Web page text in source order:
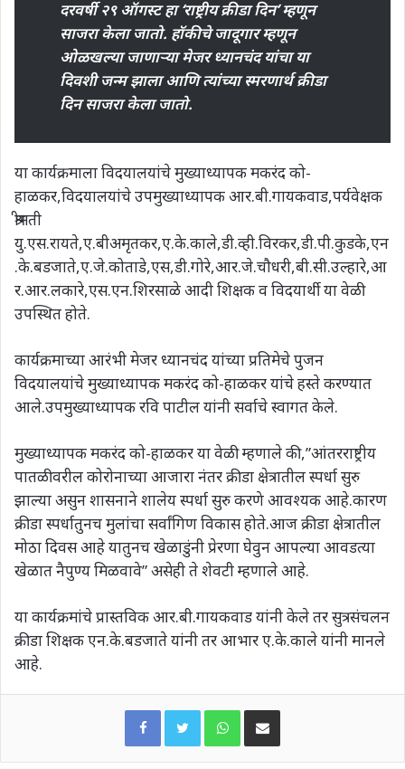
दरवर्षी २९ ऑगस्ट हा ‘राष्ट्रीय क्रीडा दिन’ म्हणून
साजरा केला जातो. हॉकीचे जादूगार म्हणून
ओळखल्या जाणार्‍या मेजर ध्यानचंद यांचा या
दिवशी जन्म झाला आणि त्यांच्या स्मरणार्थ क्रीडा
दिन साजरा केला जातो.
या कार्यक्रमाला विदयालयांचे मुख्याध्यापक मकरंद को-
हाळकर,विदयालयांचे उपमुख्याध्यापक आर.बी.गायकवाड,पर्यवेक्षक
श्रीमती
यु.एस.रायते,ए.बीअमृतकर,ए.के.काले,डी.व्ही.विरकर,डी.पी.कुडके,एन
.के.बडजाते,ए.जे.कोताडे,एस,डी.गोरे,आर.जे.चौधरी,बी.सी.उल्हारे,आ
र.आर.लकारे,एस.एन.शिरसाळे आदी शिक्षक व विदयार्थी या वेळी
उपस्थित होते.
कार्यक्रमाच्या आरंभी मेजर ध्यानचंद यांच्या प्रतिमेचे पुजन
विदयालयांचे मुख्याध्यापक मकरंद को-हाळकर यांचे हस्ते करण्यात
आले.उपमुख्याध्यापक रवि पाटील यांनी सर्वाचे स्वागत केले.
मुख्याध्यापक मकरंद को-हाळकर या वेळी म्हणाले की,”आंतरराष्ट्रीय
पातळीवरील कोरोनाच्या आजारा नंतर क्रीडा क्षेत्रातील स्पर्धा सुरु
झाल्या असुन शासनाने शालेय स्पर्धा सुरु करणे आवश्यक आहे.कारण
क्रीडा स्पर्धातुनच मुलांचा सर्वांगिण विकास होते.आज क्रीडा क्षेत्रातील
मोठा दिवस आहे यातुनच खेळाडुंनी प्रेरणा घेवुन आपल्या आवडत्या
खेळात नैपुण्य मिळवावे” असेही ते शेवटी म्हणाले आहे.
या कार्यक्रमांचे प्रास्तविक आर.बी.गायकवाड यांनी केले तर सुत्रसंचलन
क्रीडा शिक्षक एन.के.बडजाते यांनी तर आभार ए.के.काले यांनी मानले
आहे.
WhatsAppShare via Email